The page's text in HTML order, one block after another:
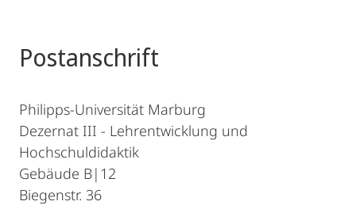
Postanschrift
Philipps-Universität Marburg
Dezernat III - Lehrentwicklung und
Hochschuldidaktik
Gebäude B|12
Biegenstr. 36